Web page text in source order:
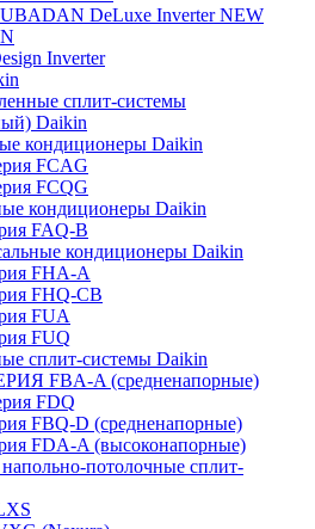
DeLuxe Inverter NEW
Inverter
сплит-системы
Daikin
кондиционеры Daikin
FCAG
FCQG
кондиционеры Daikin
FAQ-B
кондиционеры Daikin
FHA-A
FHQ-CB
FUA
FUQ
сплит-системы Daikin
FBA-A (средненапорные)
FDQ
FBQ-D (средненапорные)
FDA-A (высоконапорные)
потолочные сплит-